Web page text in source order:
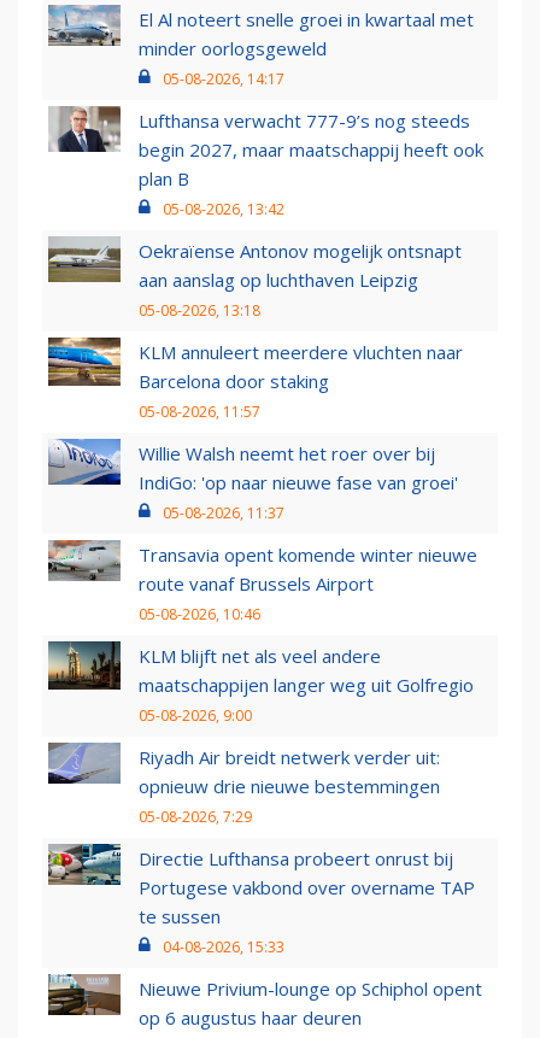
El Al noteert snelle groei in kwartaal met
minder oorlogsgeweld
05-08-2026, 14:17
Lufthansa verwacht 777-9’s nog steeds
begin 2027, maar maatschappij heeft ook
plan B
05-08-2026, 13:42
Oekraïense Antonov mogelijk ontsnapt
aan aanslag op luchthaven Leipzig
05-08-2026, 13:18
KLM annuleert meerdere vluchten naar
Barcelona door staking
05-08-2026, 11:57
Willie Walsh neemt het roer over bij
IndiGo: 'op naar nieuwe fase van groei'
05-08-2026, 11:37
Transavia opent komende winter nieuwe
route vanaf Brussels Airport
05-08-2026, 10:46
KLM blijft net als veel andere
maatschappijen langer weg uit Golfregio
05-08-2026, 9:00
Riyadh Air breidt netwerk verder uit:
opnieuw drie nieuwe bestemmingen
05-08-2026, 7:29
Directie Lufthansa probeert onrust bij
Portugese vakbond over overname TAP
te sussen
04-08-2026, 15:33
Nieuwe Privium-lounge op Schiphol opent
op 6 augustus haar deuren